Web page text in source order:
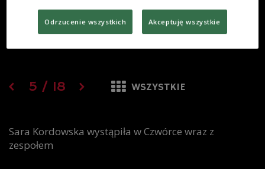
5 / 18 WSZYSTKIE
Sara Kordowska wystąpiła w Czwórce wraz z
zespołem
Odrzucenie wszystkich Akceptuję wszystkie